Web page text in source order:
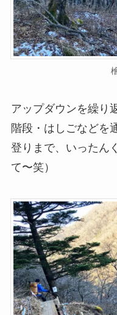
アップダウンを繰り
階段・はしごなどを
登りまで、いったん
て〜笑）